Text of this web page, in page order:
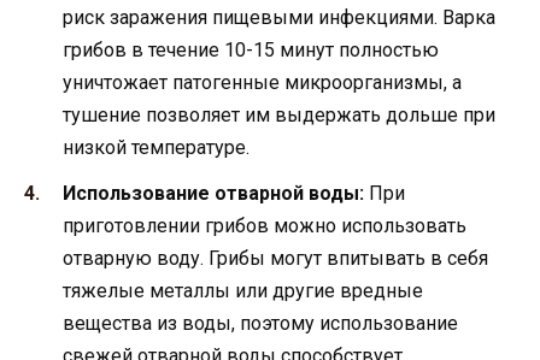
риск заражения пищевыми инфекциями. Варка
грибов в течение 10-15 минут полностью
уничтожает патогенные микроорганизмы, а
тушение позволяет им выдержать дольше при
низкой температуре.
Использование отварной воды: При
приготовлении грибов можно использовать
отварную воду. Грибы могут впитывать в себя
тяжелые металлы или другие вредные
вещества из воды, поэтому использование